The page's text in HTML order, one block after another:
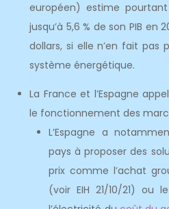
européen) estime pourtant
jusqu’à 5,6 % de son PIB en
dollars, si elle n’en fait pas
système énergétique.
La France et l’Espagne
le fonctionnement des
L’Espagne a
pays à proposer des
prix comme l’achat
(voir EIH 21/10/21) ou